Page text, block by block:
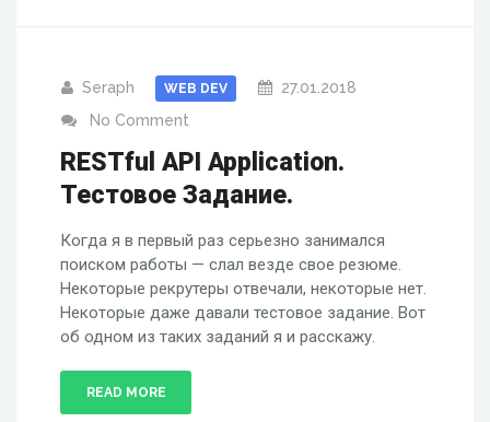
Seraph WEB DEV
27.01.2018
No Comment
RESTful API Application.
Тестовое Задание.
Когда я в первый раз серьезно занимался
поиском работы — слал везде свое резюме.
Некоторые рекрутеры отвечали, некоторые нет.
Некоторые даже давали тестовое задание. Вот
об одном из таких заданий я и расскажу.
READ MORE